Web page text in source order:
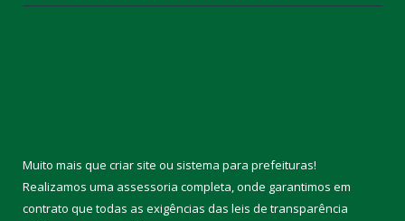
Muito mais que criar site ou sistema para prefeituras!
Realizamos uma assessoria completa, onde garantimos em
contrato que todas as exigências das leis de transparência